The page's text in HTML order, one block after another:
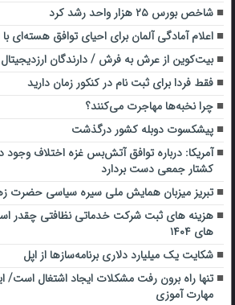
شاخص بورس ۲۵ هزار واحد رشد کرد
اعلام آمادگی آلمان برای احیای توافق هسته‌ای با
بیت‌کوین از عرش به فرش / دارندگان
فقط فردا برای ثبت نام در کنکور زمان دارید
چرا نخبه‌ها مهاجرت می‌کنند؟
پیشکسوت دوبله کشور درگذشت
آمریکا: درباره توافق آتش‌بس غزه اختلاف وجود
کشتار جمعی دست بردارد
تبریز میزبان همایش ملی سیره‌ سیاسی حضرت
هزینه‌ های ثبت شرکت خدماتی نظافتی چقدر
های ۱۴۰۴
شکایت یک میلیارد دلاری برنامه‌سازها از اپل
تنها راه برون رفت مشکلات ایجاد اشتغال است/
مهارت آموزی